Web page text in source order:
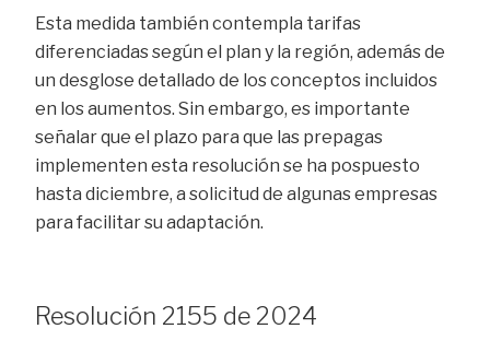
Esta medida también contempla tarifas
diferenciadas según el plan y la región, además de
un desglose detallado de los conceptos incluidos
en los aumentos. Sin embargo, es importante
señalar que el plazo para que las prepagas
implementen esta resolución se ha pospuesto
hasta diciembre, a solicitud de algunas empresas
para facilitar su adaptación.
Resolución 2155 de 2024